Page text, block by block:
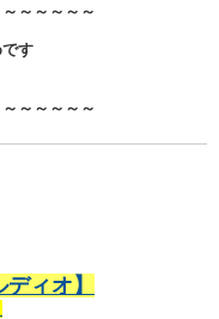
～～～～～
す
～～～～～
ィオ】